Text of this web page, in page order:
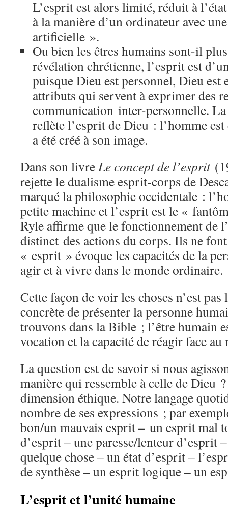
L’esprit est alors limité, réduit à
à la manière d’un ordinateur avec
artificielle ».
Ou bien les êtres humains sont-il
révélation chrétienne, l’esprit est
puisque Dieu est personnel, Dieu est
attributs qui servent à exprimer des
communication inter-personnelle. La
reflète l’esprit de Dieu : l’homme
a été créé à son image.
Dans son livreLe concept de l’esprit
rejette le dualisme esprit-corps de
marqué la philosophie occidentale :
petite machine et l’esprit est le «
Ryle affirme que le fonctionnement de
distinct des actions du corps. Ils ne
« esprit » évoque les capacités de la
agir et à vivre dans le monde ordinaire.
Cette façon de voir les choses n’est
concrète de présenter la personne
trouvons dans la Bible ; l’être humain
vocation et la capacité de réagir face au
La question est de savoir si nous
manière qui ressemble à celle de Dieu
dimension éthique. Notre langage
nombre de ses expressions ; par
bon/un mauvais esprit – un esprit mal
d’esprit – une paresse/lenteur d’esprit
quelque chose – un état d’esprit –
de synthèse – un esprit logique – un
L’esprit et l’unité humaine